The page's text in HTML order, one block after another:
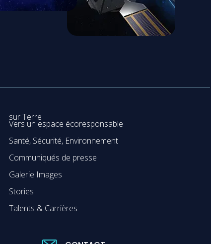
sur Terre
Vers un espace écoresponsable
Santé, Sécurité, Environnement
Communiqués de presse
Galerie Images
Stories
Talents & Carrières